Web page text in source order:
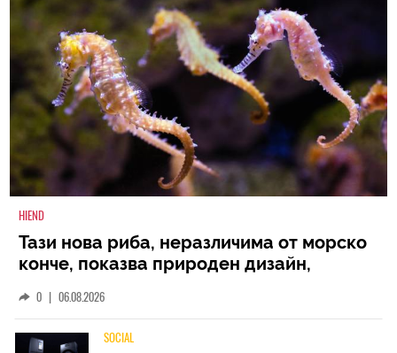
HIEND
Тази нова риба, неразличима от морско
конче, показва природен дизайн,
0 | 06.08.2026
SOCIAL